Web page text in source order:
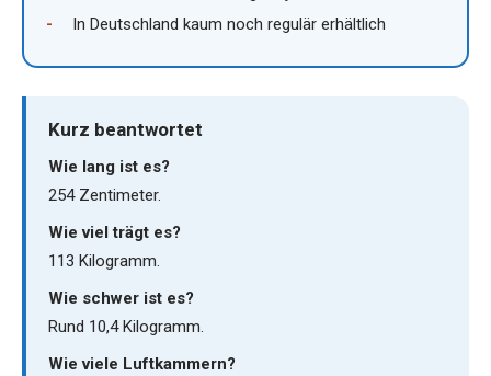
In Deutschland kaum noch regulär erhältlich
Kurz beantwortet
Wie lang ist es?
254 Zentimeter.
Wie viel trägt es?
113 Kilogramm.
Wie schwer ist es?
Rund 10,4 Kilogramm.
Wie viele Luftkammern?